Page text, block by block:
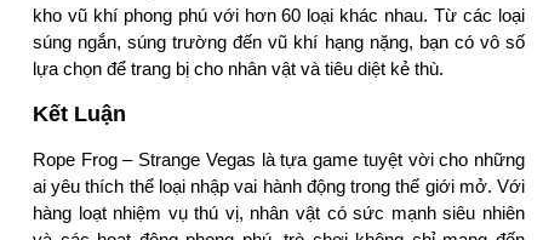
kho vũ khí phong phú với hơn 60 loại khác nhau. Từ các loại
súng ngắn, súng trường đến vũ khí hạng nặng, bạn có vô số
lựa chọn để trang bị cho nhân vật và tiêu diệt kẻ thù.
Kết Luận
Rope Frog – Strange Vegas là tựa game tuyệt vời cho những
ai yêu thích thể loại nhập vai hành động trong thế giới mở. Với
hàng loạt nhiệm vụ thú vị, nhân vật có sức mạnh siêu nhiên